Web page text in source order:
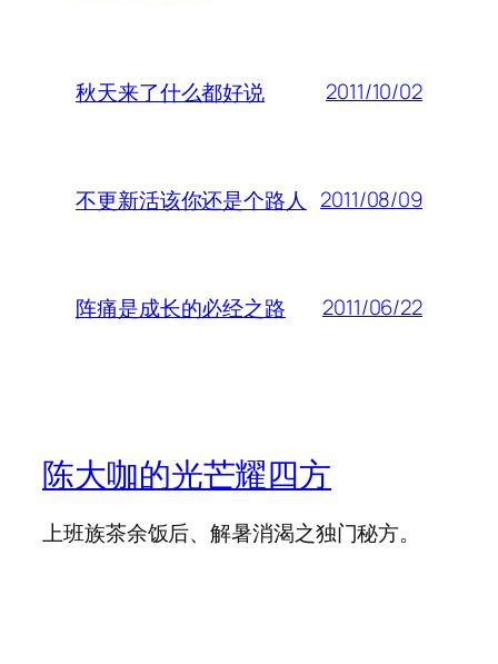
秋天来了什么都好说 2011/10/02
不更新活该你还是个路人 2011/08/09
阵痛是成长的必经之路 2011/06/22
陈大咖的光芒耀四方
上班族茶余饭后、解暑消渴之独门秘方。